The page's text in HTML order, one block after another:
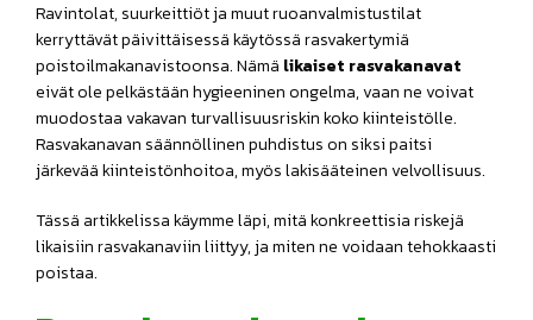
Ravintolat, suurkeittiöt ja muut ruoanvalmistustilat
kerryttävät päivittäisessä käytössä rasvakertymiä
poistoilmakanavistoonsa. Nämä likaiset rasvakanavat
eivät ole pelkästään hygieeninen ongelma, vaan ne voivat
muodostaa vakavan turvallisuusriskin koko kiinteistölle.
Rasvakanavan säännöllinen puhdistus on siksi paitsi
järkevää kiinteistönhoitoa, myös lakisääteinen velvollisuus.
Tässä artikkelissa käymme läpi, mitä konkreettisia riskejä
likaisiin rasvakanaviin liittyy, ja miten ne voidaan tehokkaasti
poistaa.